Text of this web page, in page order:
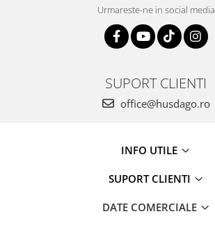
Urmareste-ne in social media
SUPORT CLIENTI
office@husdago.ro
INFO UTILE
SUPORT CLIENTI
DATE COMERCIALE